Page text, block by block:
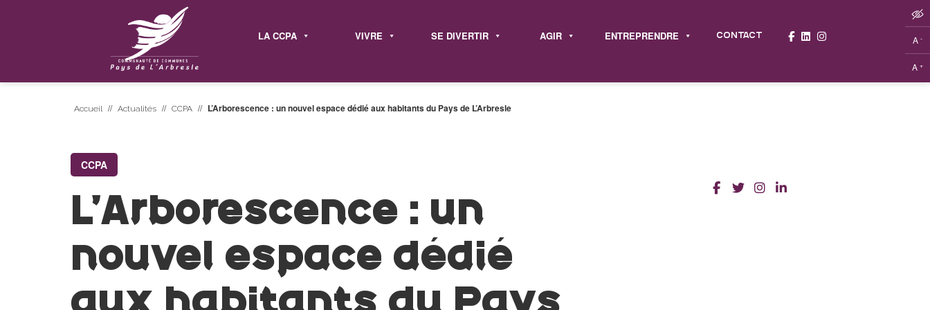
LA CCPA VIVRE SE DIVERTIR AGIR ENTREPRENDRE CONTACT A -
A +
Accueil // Actualités // CCPA // L’Arborescence : un nouvel espace dédié aux habitants du Pays de L’Arbresle
CCPA
L’Arborescence : un
nouvel espace dédié